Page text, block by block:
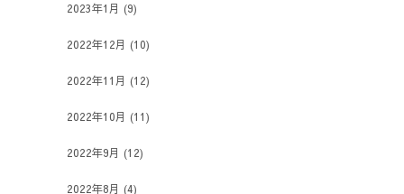
2023年1月 (9)
2022年12月 (10)
2022年11月 (12)
2022年10月 (11)
2022年9月 (12)
2022年8月 (4)